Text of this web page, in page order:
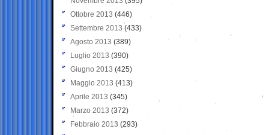
Ottobre 2013 (446)
Settembre 2013 (433)
Agosto 2013 (389)
Luglio 2013 (390)
Giugno 2013 (425)
Maggio 2013 (413)
Aprile 2013 (345)
Marzo 2013 (372)
Febbraio 2013 (293)